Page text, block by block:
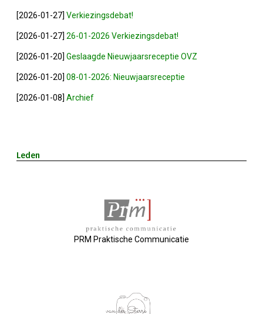
Save The Date(s)
Nieuw Bestuur
ALV 2021
20-11-2026 Dag Van De Ondernemer
Archief
15-04-2026 ALV!
[2026-01-27] Verkiezingsdebat!
[2026-01-27] 26-01-2026 Verkiezingsdebat!
[2026-01-20] Geslaagde Nieuwjaarsreceptie OVZ
[2026-01-20] 08-01-2026: Nieuwjaarsreceptie
[2026-01-08] Archief
Leden
PRM Praktische Communicatie